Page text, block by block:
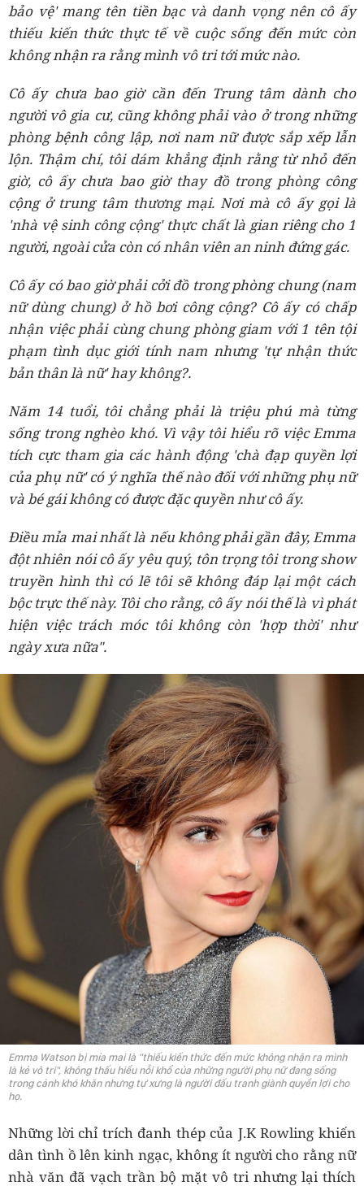
bảo vệ' mang tên tiền bạc và danh vọng nên cô ấy
thiếu kiến thức thực tế về cuộc sống đến mức còn
không nhận ra rằng mình vô tri tới mức nào.
Cô ấy chưa bao giờ cần đến Trung tâm dành cho
người vô gia cư, cũng không phải vào ở trong những
phòng bệnh công lập, nơi nam nữ được sắp xếp lẫn
lộn. Thậm chí, tôi dám khẳng định rằng từ nhỏ đến
giờ, cô ấy chưa bao giờ thay đồ trong phòng công
cộng ở trung tâm thương mại. Nơi mà cô ấy gọi là
'nhà vệ sinh công cộng' thực chất là gian riêng cho 1
người, ngoài cửa còn có nhân viên an ninh đứng gác.
Cô ấy có bao giờ phải cởi đồ trong phòng chung (nam
nữ dùng chung) ở hồ bơi công cộng? Cô ấy có chấp
nhận việc phải cùng chung phòng giam với 1 tên tội
phạm tình dục giới tính nam nhưng 'tự nhận thức
bản thân là nữ' hay không?.
Năm 14 tuổi, tôi chẳng phải là triệu phú mà từng
sống trong nghèo khó. Vì vậy tôi hiểu rõ việc Emma
tích cực tham gia các hành động 'chà đạp quyền lợi
của phụ nữ' có ý nghĩa thế nào đối với những phụ nữ
và bé gái không có được đặc quyền như cô ấy.
Điều mỉa mai nhất là nếu không phải gần đây, Emma
đột nhiên nói cô ấy yêu quý, tôn trọng tôi trong show
truyền hình thì có lẽ tôi sẽ không đáp lại một cách
bộc trực thế này. Tôi cho rằng, cô ấy nói thế là vì phát
hiện việc trách móc tôi không còn 'hợp thời' như
ngày xưa nữa".
Emma Watson bị mỉa mai là "thiếu kiến thức đến mức không nhận ra mình
là kẻ vô tri", không thấu hiểu nỗi khổ của những người phụ nữ đang sống
trong cảnh khó khăn nhưng tự xưng là người đấu tranh giành quyền lợi cho
họ.
Những lời chỉ trích đanh thép của J.K Rowling khiến
dân tình ồ lên kinh ngạc, không ít người cho rằng nữ
nhà văn đã vạch trần bộ mặt vô tri nhưng lại thích